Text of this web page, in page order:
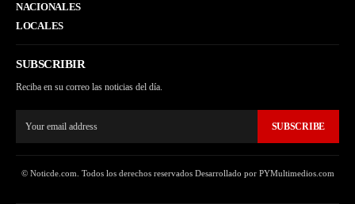
NACIONALES
LOCALES
SUBSCRIBIR
Reciba en su correo las noticias del día.
SUBSCRIBE
© Noticde.com. Todos los derechos reservados Desarrollado por PYMultimedios.com